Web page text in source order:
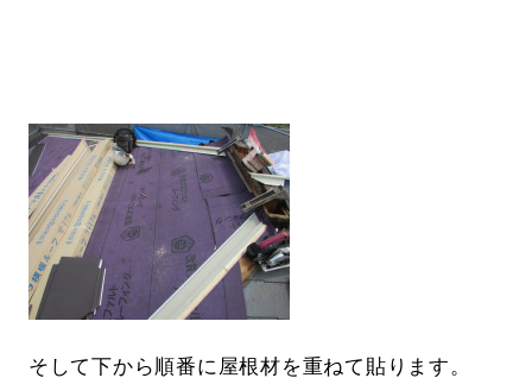
そして下から順番に屋根材を重ねて貼ります。